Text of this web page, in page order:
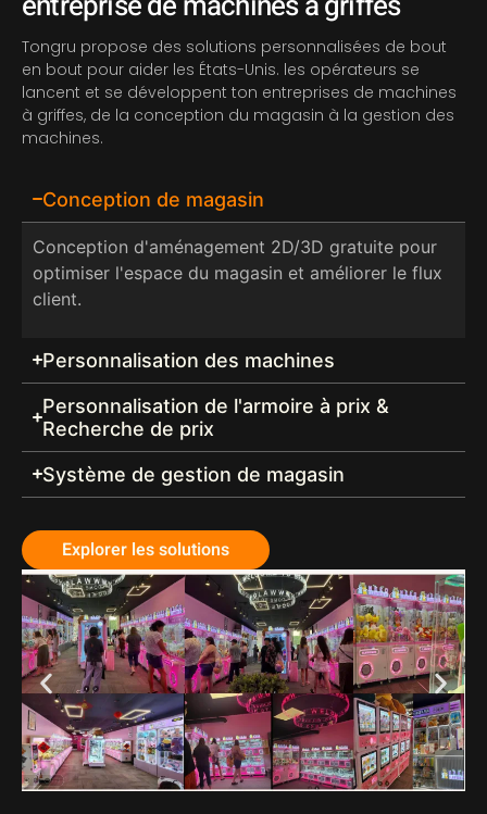
Tongru propose des solutions personnalisées de bout
en bout pour aider les États-Unis. les opérateurs se
lancent et se développent ton entreprises de machines
à griffes, de la conception du magasin à la gestion des
machines.
Conception de magasin
Conception d'aménagement 2D/3D gratuite pour
optimiser l'espace du magasin et améliorer le flux
client.
Personnalisation des machines
Personnalisation de l'armoire à prix &
Recherche de prix
Système de gestion de magasin
Explorer les solutions